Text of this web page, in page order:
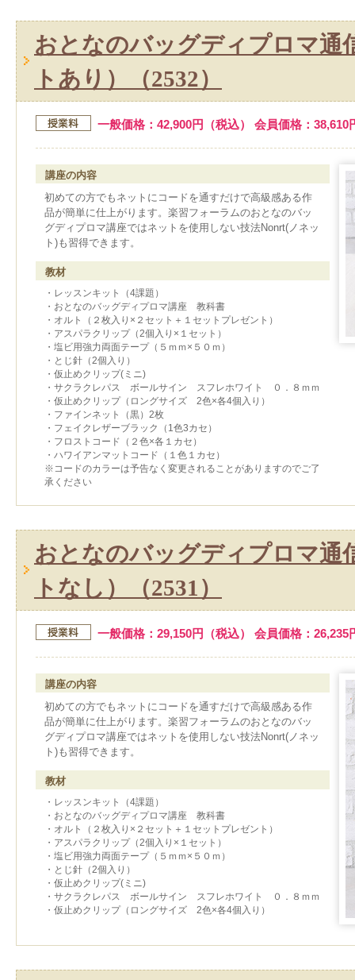
おとなのバッグディプロマ通
トあり）（2532）
一般価格：42,900円（税込） 会員価格：38,610
講座の内容
初めての方でもネットにコードを通すだけで高級感ある作
品が簡単に仕上がります。楽習フォーラムのおとなのバッ
グディプロマ講座ではネットを使用しない技法Nonrt(ノネッ
ト)も習得できます。
教材
・レッスンキット（4課題）
・おとなのバッグディプロマ講座 教科書
・オルト（２枚入り×２セット＋１セットプレゼント）
・アスパラクリップ（2個入り×１セット）
・塩ビ用強力両面テープ（５ｍｍ×５０ｍ）
・とじ針（2個入り）
・仮止めクリップ(ミニ)
・サクラクレパス ボールサイン スフレホワイト ０．８ｍｍ
・仮止めクリップ（ロングサイズ 2色×各4個入り）
・ファインネット（黒）2枚
・フェイクレザーブラック（1色3カセ）
・フロストコード（２色×各１カセ）
・ハワイアンマットコード（１色１カセ）
※コードのカラーは予告なく変更されることがありますのでご了
承ください
おとなのバッグディプロマ通
トなし）（2531）
一般価格：29,150円（税込） 会員価格：26,235
講座の内容
初めての方でもネットにコードを通すだけで高級感ある作
品が簡単に仕上がります。楽習フォーラムのおとなのバッ
グディプロマ講座ではネットを使用しない技法Nonrt(ノネッ
ト)も習得できます。
教材
・レッスンキット（4課題）
・おとなのバッグディプロマ講座 教科書
・オルト（２枚入り×２セット＋１セットプレゼント）
・アスパラクリップ（2個入り×１セット）
・塩ビ用強力両面テープ（５ｍｍ×５０ｍ）
・とじ針（2個入り）
・仮止めクリップ(ミニ)
・サクラクレパス ボールサイン スフレホワイト ０．８ｍｍ
・仮止めクリップ（ロングサイズ 2色×各4個入り）